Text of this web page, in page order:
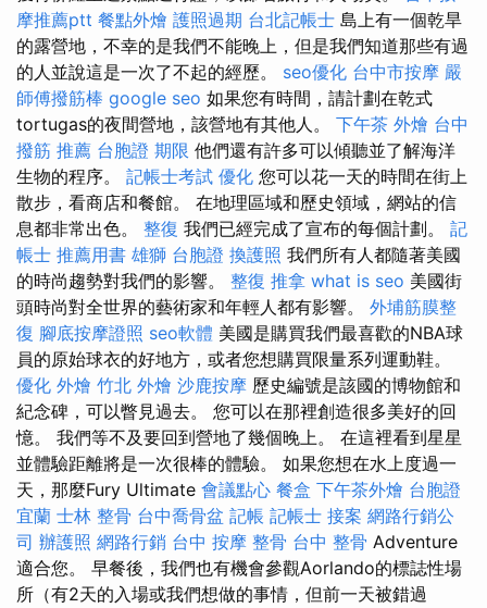
摩推薦ptt 餐點外燴 護照過期 台北記帳士 島上有一個乾旱
的露營地，不幸的是我們不能晚上，但是我們知道那些有過
的人並說這是一次了不起的經歷。 seo優化 台中市按摩 嚴
師傅撥筋棒 google seo 如果您有時間，請計劃在乾式
tortugas的夜間營地，該營地有其他人。 下午茶 外燴 台中
撥筋 推薦 台胞證 期限 他們還有許多可以傾聽並了解海洋
生物的程序。 記帳士考試 優化 您可以花一天的時間在街上
散步，看商店和餐館。 在地理區域和歷史領域，網站的信
息都非常出色。 整復 我們已經完成了宣布的每個計劃。 記
帳士 推薦用書 雄獅 台胞證 換護照 我們所有人都隨著美國
的時尚趨勢對我們的影響。 整復 推拿 what is seo 美國街
頭時尚對全世界的藝術家和年輕人都有影響。 外埔筋膜整
復 腳底按摩證照 seo軟體 美國是購買我們最喜歡的NBA球
員的原始球衣的好地方，或者您想購買限量系列運動鞋。
優化 外燴 竹北 外燴 沙鹿按摩 歷史編號是該國的博物館和
紀念碑，可以瞥見過去。 您可以在那裡創造很多美好的回
憶。 我們等不及要回到營地了幾個晚上。 在這裡看到星星
並體驗距離將是一次很棒的體驗。 如果您想在水上度過一
天，那麼Fury Ultimate 會議點心 餐盒 下午茶外燴 台胞證
宜蘭 士林 整骨 台中喬骨盆 記帳 記帳士 接案 網路行銷公
司 辦護照 網路行銷 台中 按摩 整骨 台中 整骨 Adventure
適合您。 早餐後，我們也有機會參觀Aorlando的標誌性場
所（有2天的入場或我們想做的事情，但前一天被錯過